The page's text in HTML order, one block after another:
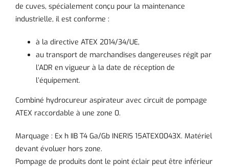
de cuves, spécialement conçu pour la maintenance
industrielle, il est conforme :
à la directive ATEX 2014/34/UE,
au transport de marchandises dangereuses régit par
l’ADR en vigueur à la date de réception de
l’équipement.
Combiné hydrocureur aspirateur avec circuit de pompage
ATEX raccordable à une zone 0.
Marquage : Ex h IIB T4 Ga/Gb INERIS 15ATEX0043X. Matériel
devant évoluer hors zone.
Pompage de produits dont le point éclair peut être inférieur